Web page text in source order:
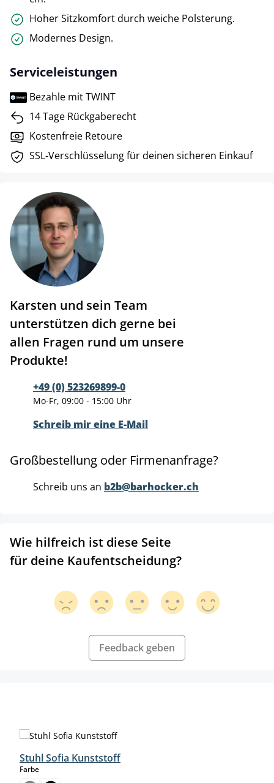
Hoher Sitzkomfort durch weiche Polsterung.
Modernes Design.
Serviceleistungen
Bezahle mit TWINT
14 Tage Rückgaberecht
Kostenfreie Retoure
SSL-Verschlüsselung für deinen sicheren Einkauf
Karsten und sein Team
unterstützen dich gerne bei
allen Fragen rund um unsere
Produkte!
+49 (0) 523269899-0
Mo-Fr, 09:00 - 15:00 Uhr
Schreib mir eine E-Mail
Großbestellung oder Firmenanfrage?
Schreib uns an b2b@barhocker.ch
Wie hilfreich ist diese Seite
für deine Kaufentscheidung?
Feedback geben
Stuhl Sofia Kunststoff
Farbeauswählen